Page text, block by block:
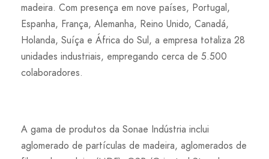
madeira. Com presença em nove países, Portugal,
Espanha, França, Alemanha, Reino Unido, Canadá,
Holanda, Suíça e África do Sul, a empresa totaliza 28
unidades industriais, empregando cerca de 5.500
colaboradores.
A gama de produtos da Sonae Indústria inclui
aglomerado de partículas de madeira, aglomerados de